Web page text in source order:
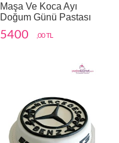
Maşa Ve Koca Ayı
Doğum Günü Pastası
5400 ,00 TL